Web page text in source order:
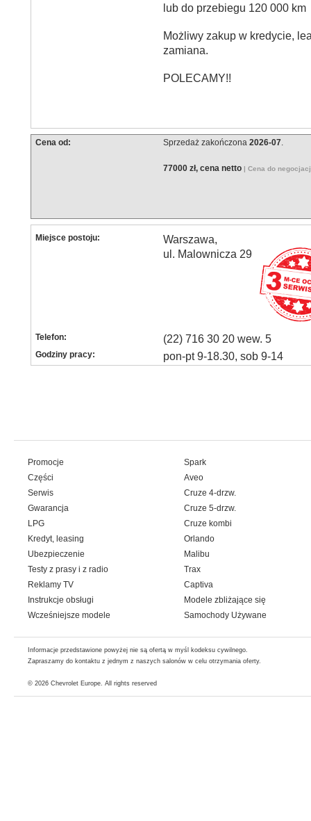
lub do przebiegu 120 000 km
Możliwy zakup w kredycie,
zamiana.
POLECAMY!!
Cena od: Sprzedaż zakończona 2026-07.
77000 zł, cena netto | Cena do
Miejsce postoju:
Warszawa,
ul. Malownicza 29
Telefon: (22) 716 30 20 wew. 5
Godziny pracy: pon-pt 9-18.30, sob 9-14
Promocje
Części
Serwis
Gwarancja
LPG
Kredyt, leasing
Ubezpieczenie
Testy z prasy i z radio
Reklamy TV
Instrukcje obsługi
Wcześniejsze modele
Spark
Aveo
Cruze 4-drzw.
Cruze 5-drzw.
Cruze kombi
Orlando
Malibu
Trax
Captiva
Modele zbliżające się
Samochody Używane
Informacje przedstawione powyżej nie są ofertą w myśl kodeksu cywilnego.
Zapraszamy do kontaktu z jednym z naszych salonów w celu otrzymania oferty.
© 2026 Chevrolet Europe. All rights reserved